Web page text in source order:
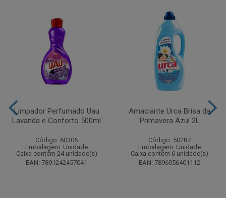
Limpador Perfumado Uau
Lavanda e Conforto 500ml
Código: 60306
Embalagem: Unidade
Caixa contém 24 unidade(s)
EAN: 7891242457041
Amaciante Urca Brisa da
Primavera Azul 2L
Código: 50287
Embalagem: Unidade
Caixa contém 6 unidade(s)
EAN: 7896056401112